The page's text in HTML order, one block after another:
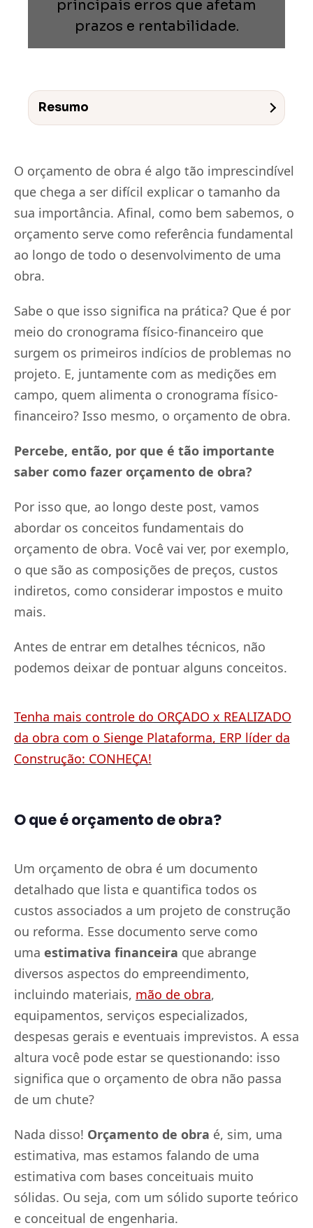
Gestor
Solução
sua
principais erros que afetam
prazos e rentabilidade.
Resumo
O orçamento de obra é algo tão imprescindível
que chega a ser difícil explicar o tamanho da
sua importância. Afinal, como bem sabemos, o
orçamento serve como referência fundamental
ao longo de todo o desenvolvimento de uma
obra.
Sabe o que isso significa na prática? Que é por
meio do cronograma físico-financeiro que
surgem os primeiros indícios de problemas no
projeto. E, juntamente com as medições em
campo, quem alimenta o cronograma físico-
financeiro? Isso mesmo, o orçamento de obra.
Percebe, então, por que é tão importante
saber como fazer orçamento de obra?
Por isso que, ao longo deste post, vamos
abordar os conceitos fundamentais do
orçamento de obra. Você vai ver, por exemplo,
o que são as composições de preços, custos
indiretos, como considerar impostos e muito
mais.
Antes de entrar em detalhes técnicos, não
podemos deixar de pontuar alguns conceitos.
Tenha mais controle do ORÇADO x REALIZADO
da obra com o Sienge Plataforma, ERP líder da
Construção: CONHEÇA!
O que é orçamento de obra?
Um orçamento de obra é um documento
detalhado que lista e quantifica todos os
custos associados a um projeto de construção
ou reforma. Esse documento serve como
uma estimativa financeira que abrange
diversos aspectos do empreendimento,
incluindo materiais, mão de obra,
equipamentos, serviços especializados,
despesas gerais e eventuais imprevistos. A essa
altura você pode estar se questionando: isso
significa que o orçamento de obra não passa
de um chute?
Nada disso! Orçamento de obra é, sim, uma
estimativa, mas estamos falando de uma
estimativa com bases conceituais muito
sólidas. Ou seja, com um sólido suporte teórico
e conceitual de engenharia.